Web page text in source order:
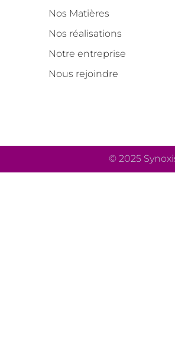
Nos Matières
Nos réalisations
Notre entreprise
Nous rejoindre
© 2025